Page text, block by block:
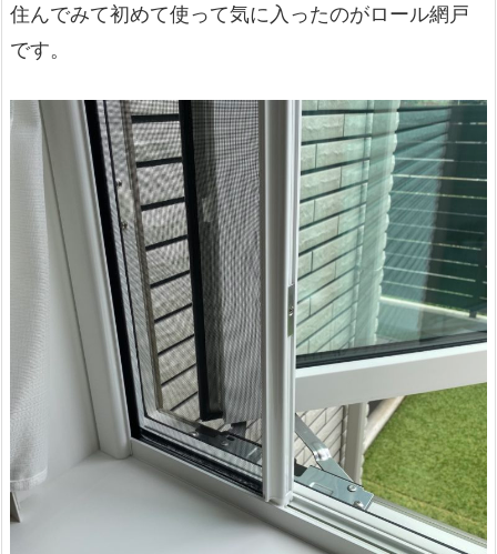
住んでみて初めて使って気に入ったのがロール網戸
です。